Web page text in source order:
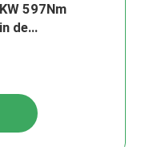
597Nm
de